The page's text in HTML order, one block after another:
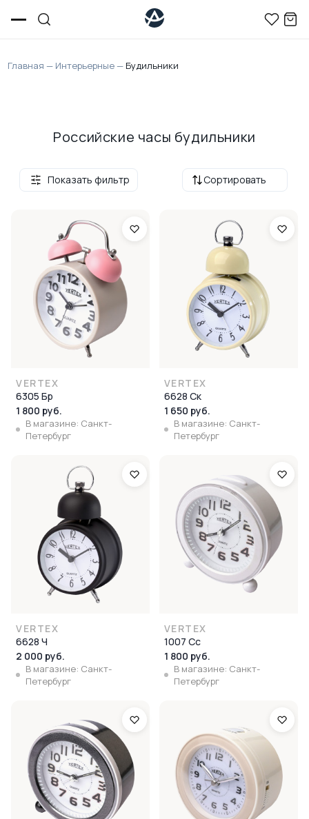
Главная — Интерьерные— Будильники
Российские часы будильники
Сортировать
Показать фильтр
VERTEX
6305 Бр
1 800 руб.
В магазине: Санкт-
Петербург
VERTEX
6628 Ск
1 650 руб.
В магазине: Санкт-
Петербург
VERTEX
6628 Ч
2 000 руб.
В магазине: Санкт-
Петербург
VERTEX
1007 Сс
1 800 руб.
В магазине: Санкт-
Петербург